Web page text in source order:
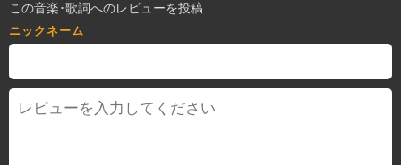
この音楽･歌詞へのレビューを投稿
ニックネーム